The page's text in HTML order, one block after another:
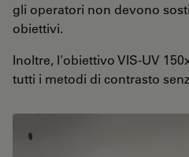
gli operatori non devono
obiettivi.
Inoltre, l'obiettivo VIS-UV
tutti i metodi di contrasto